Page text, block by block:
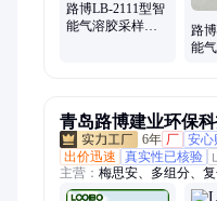
路博LB-2111型智
能气溶胶采样器
路
能
青岛路博建业环保
6年 厂 安心
出价迅速
真实性已核验
主营： 梅思安、多组分、
气体探测器、甲醛检测仪